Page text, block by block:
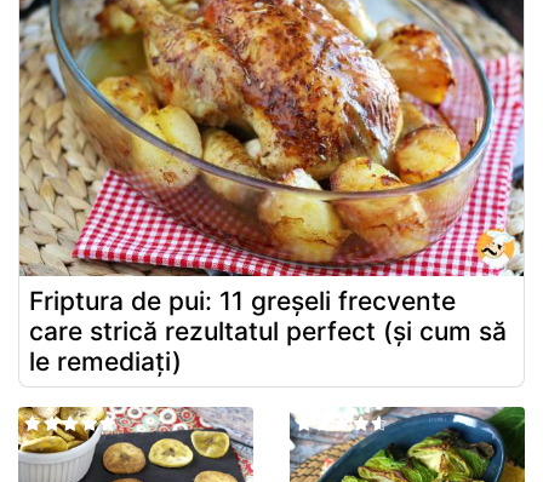
Friptura de pui: 11 greșeli frecvente
care strică rezultatul perfect (și cum să
le remediați)